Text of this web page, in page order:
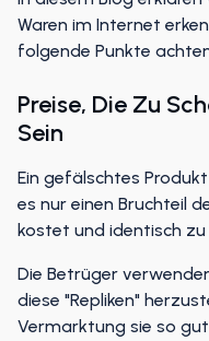
Waren im Internet
folgende Punkte
Preise, Die Zu
Sein
Ein gefälschtes
es nur einen Bruchteil
kostet und identisch zu
Die Betrüger
diese "Repliken"
Vermarktung sie so